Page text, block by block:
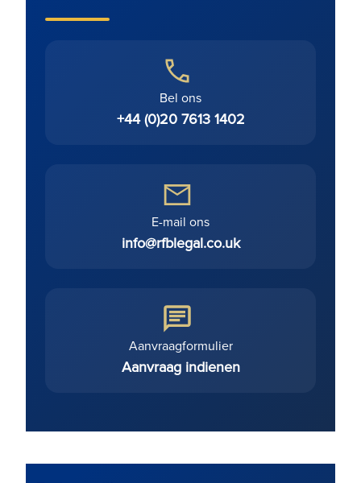
Bel ons
+44 (0)20 7613 1402
E-mail ons
info@rfblegal.co.uk
Aanvraagformulier
Aanvraag indienen